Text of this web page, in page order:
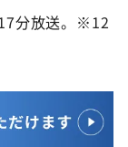
分放送。※12